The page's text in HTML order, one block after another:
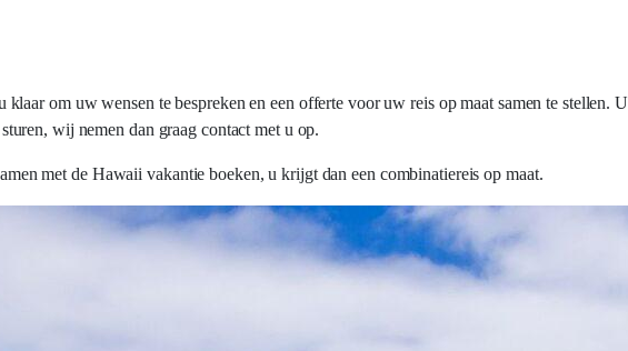
om uw wensen te bespreken en een offerte voor uw reis op maat samen te stellen. U
wij nemen dan graag contact met u op.
met de Hawaii vakantie boeken, u krijgt dan een combinatiereis op maat.